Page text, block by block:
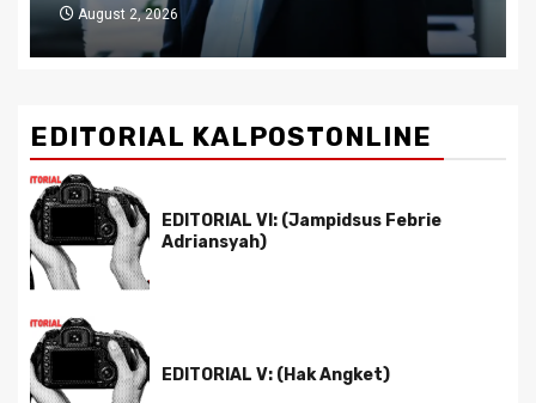
July 29, 2026
EDITORIAL KALPOSTONLINE
EDITORIAL VI: (Jampidsus Febrie
Adriansyah)
EDITORIAL V: (Hak Angket)